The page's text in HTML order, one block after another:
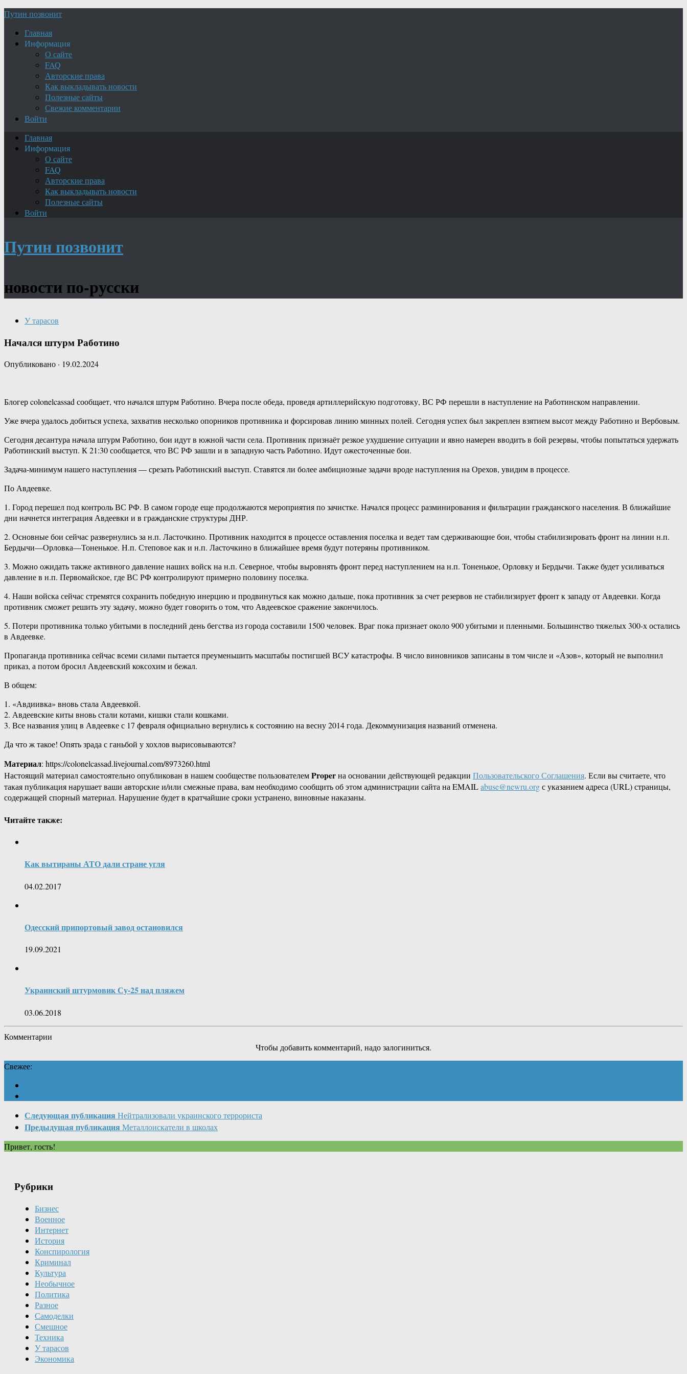
Путин позвонит
Главная
Информация
О сайте
FAQ
Авторские права
Как выкладывать новости
Полезные сайты
Свежие комментарии
Войти
Главная
Информация
О сайте
FAQ
Авторские права
Как выкладывать новости
Полезные сайты
Войти
Путин позвонит
новости по-русски
У тарасов
Начался штурм Работино
Опубликовано · 19.02.2024
Блогер colonelcassad сообщает, что начался штурм Работино. Вчера после обеда, проведя артиллерийскую подготовку, ВС РФ перешли в наступление на Работинском направлении.
Уже вчера удалось добиться успеха, захватив несколько опорников противника и форсировав линию минных полей. Сегодня успех был закреплен взятием высот между Работино и Вербовым.
Сегодня десантура начала штурм Работино, бои идут в южной части села. Противник признаёт резкое ухудшение ситуации и явно намерен вводить в бой резервы, чтобы попытаться удержать
Работинский выступ. К 21:30 сообщается, что ВС РФ зашли и в западную часть Работино. Идут ожесточенные бои.
Задача-минимум нашего наступления — срезать Работинский выступ. Ставятся ли более амбициозные задачи вроде наступления на Орехов, увидим в процессе.
По Авдеевке.
1. Город перешел под контроль ВС РФ. В самом городе еще продолжаются мероприятия по зачистке. Начался процесс разминирования и фильтрации гражданского населения. В ближайшие
дни начнется интеграция Авдеевки и в гражданские структуры ДНР.
2. Основные бои сейчас развернулись за н.п. Ласточкино. Противник находится в процессе оставления поселка и ведет там сдерживающие бои, чтобы стабилизировать фронт на линии н.п.
Бердычи—Орловка—Тоненькое. Н.п. Степовое как и н.п. Ласточкино в ближайшее время будут потеряны противником.
3. Можно ожидать также активного давление наших войск на н.п. Северное, чтобы выровнять фронт перед наступлением на н.п. Тоненькое, Орловку и Бердычи. Также будет усиливаться
давление в н.п. Первомайское, где ВС РФ контролируют примерно половину поселка.
4. Наши войска сейчас стремятся сохранить победную инерцию и продвинуться как можно дальше, пока противник за счет резервов не стабилизирует фронт к западу от Авдеевки. Когда
противник сможет решить эту задачу, можно будет говорить о том, что Авдеевское сражение закончилось.
5. Потери противника только убитыми в последний день бегства из города составили 1500 человек. Враг пока признает около 900 убитыми и пленными. Большинство тяжелых 300-х остались
в Авдеевке.
Пропаганда противника сейчас всеми силами пытается преуменьшить масштабы постигшей ВСУ катастрофы. В число виновников записаны в том числе и «Азов», который не выполнил
приказ, а потом бросил Авдеевский коксохим и бежал.
В общем:
1. «Авдиивка» вновь стала Авдеевкой.
2. Авдеевские киты вновь стали котами, кишки стали кошками.
3. Все названия улиц в Авдеевке с 17 февраля официально вернулись к состоянию на весну 2014 года. Декоммунизация названий отменена.
Да что ж такое! Опять зрада с ганьбой у хохлов вырисовываются?
Материал: https://colonelcassad.livejournal.com/8973260.html
Настоящий материал самостоятельно опубликован в нашем сообществе пользователемProperна основании действующей редакции Пользовательского Соглашения. Если вы считаете, что
такая публикация нарушает ваши авторские и/или смежные права, вам необходимо сообщить об этом администрации сайта на EMAILabuse@newru.orgс указанием адреса (URL) страницы,
содержащей спорный материал. Нарушение будет в кратчайшие сроки устранено, виновные наказаны.
Читайте также:
Как вытираны АТО дали стране угля
04.02.2017
Одесский припортовый завод остановился
19.09.2021
Украинский штурмовик Су-25 над пляжем
03.06.2018
Комментарии
Чтобы добавить комментарий, надо залогиниться.
Свежее:
Следующая публикация Нейтрализовали украинского террориста
Предыдущая публикация Металлоискатели в школах
Привет, гость!
Рубрики
Бизнес
Военное
Интернет
История
Конспирология
Криминал
Культура
Необычное
Политика
Разное
Самоделки
Смешное
Техника
У тарасов
Экономика